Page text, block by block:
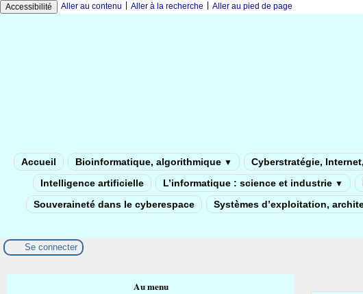
Accessibilité Aller au contenu Aller à la recherche Aller au pied de page
Accueil Bioinformatique, algorithmique ▼ Cyberstratégie,
Intelligence artificielle
L’informatique : science et industrie ▼
Souveraineté dans le cyberespace
Systèmes d’exploitation,
Se connecter
Au menu